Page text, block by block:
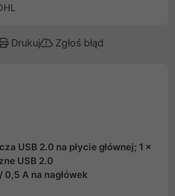
Drukuj Zgłoś błąd
USB 2.0 na płycie głównej; 1 x
USB 2.0
0,5 A na nagłówek